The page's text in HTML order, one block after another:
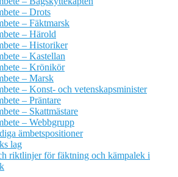
– Drots
– Fäktmarsk
– Härold
– Historiker
– Kastellan
– Krönikör
– Marsk
– Konst- och vetenskapsminister
– Präntare
– Skattmästare
– Webbgrupp
ämbetspositioner
lag
riktlinjer för fäktning och kämpalek i